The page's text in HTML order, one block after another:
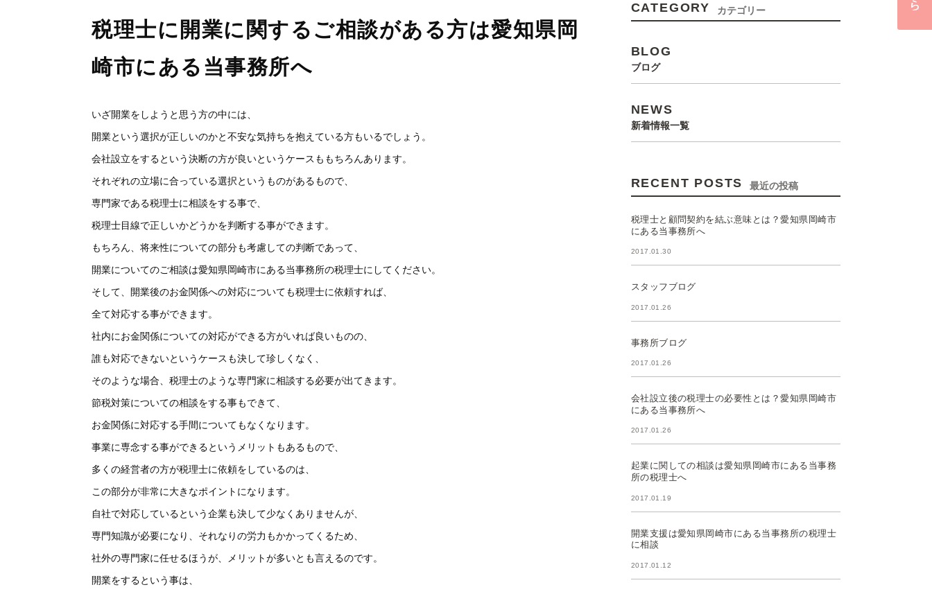
税理士に開業に関するご相談がある方は愛知県岡
崎市にある当事務所へ
いざ開業をしようと思う方の中には、
開業という選択が正しいのかと不安な気持ちを抱えている方もいるでしょう。
会社設立をするという決断の方が良いというケースももちろんあります。
それぞれの立場に合っている選択というものがあるもので、
専門家である税理士に相談をする事で、
税理士目線で正しいかどうかを判断する事ができます。
もちろん、将来性についての部分も考慮しての判断であって、
開業についてのご相談は愛知県岡崎市にある当事務所の税理士にしてください。
そして、開業後のお金関係への対応についても税理士に依頼すれば、
全て対応する事ができます。
社内にお金関係についての対応ができる方がいれば良いものの、
誰も対応できないというケースも決して珍しくなく、
そのような場合、税理士のような専門家に相談する必要が出てきます。
節税対策についての相談をする事もできて、
お金関係に対応する手間についてもなくなります。
事業に専念する事ができるというメリットもあるもので、
多くの経営者の方が税理士に依頼をしているのは、
この部分が非常に大きなポイントになります。
自社で対応しているという企業も決して少なくありませんが、
専門知識が必要になり、それなりの労力もかかってくるため、
社外の専門家に任せるほうが、メリットが多いとも言えるのです。
開業をするという事は、
CATEGORY カテゴリー
BLOG
ブログ
NEWS
新着情報一覧
RECENT POSTS 最近の投稿
税理士と顧問契約を結ぶ意味とは？愛知県岡崎市
にある当事務所へ
2017.01.30
スタッフブログ
2017.01.26
事務所ブログ
2017.01.26
会社設立後の税理士の必要性とは？愛知県岡崎市
にある当事務所へ
2017.01.26
起業に関しての相談は愛知県岡崎市にある当事務
所の税理士へ
2017.01.19
開業支援は愛知県岡崎市にある当事務所の税理士
に相談
2017.01.12